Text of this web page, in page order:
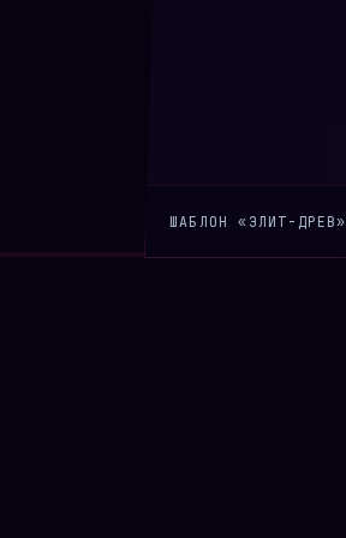
ШАБЛОН «ЭЛИТ-ДРЕВ»